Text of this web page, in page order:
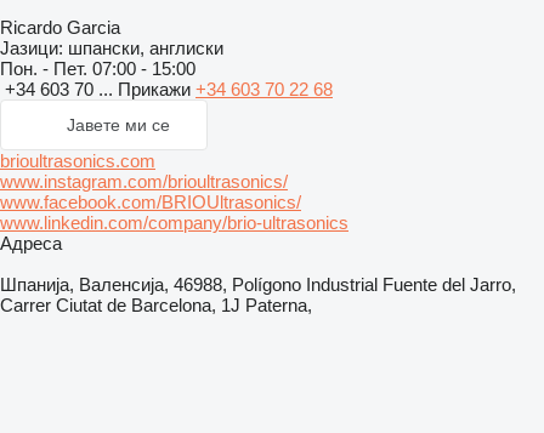
Ricardo Garcia
Јазици: шпански, англиски
Пон. - Пет. 07:00 - 15:00
+34 603 70 ... Прикажи +34 603 70 22 68
Јавете ми се
brioultrasonics.com
www.instagram.com/brioultrasonics/
www.facebook.com/BRIOUltrasonics/
www.linkedin.com/company/brio-ultrasonics
Адреса
Шпанија, Валенсија, 46988, Polígono Industrial Fuente del Jarro,
Carrer Ciutat de Barcelona, 1J Paterna,